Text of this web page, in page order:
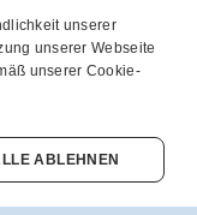
Altstadtladen
Sammeln aus dem
- Tel.-Nr.:
unserer
unserer Webseite
unserer Cookie-
ABLEHNEN